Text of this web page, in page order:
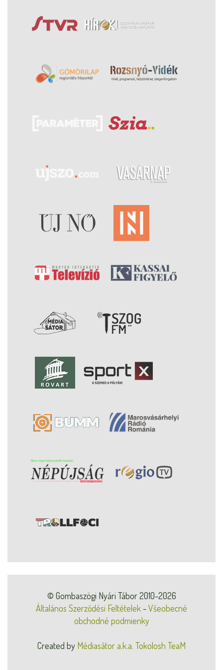
© Gombaszögi Nyári Tábor 2010-2026
Általános Szerződési Feltételek -Všeobecné
obchodné podmienky
Created by Médiasátor a.k.a. Tokolosh TeaM